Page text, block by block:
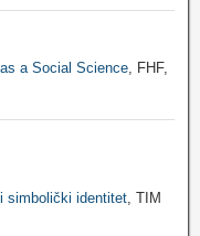
a Social Science , FHF,
simbolički identitet , TIM